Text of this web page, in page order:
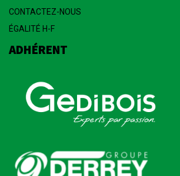
CONTACTEZ-NOUS
ÉGALITÉ H-F
ADHÉRENT